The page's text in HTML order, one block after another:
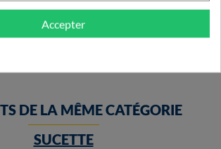
5,90 €
DE LA MÊME CATÉGORIE
SUCETTE
Accepter